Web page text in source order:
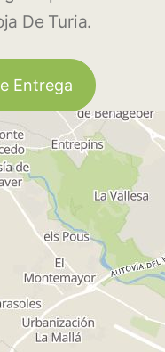
De Turia.
Entrega